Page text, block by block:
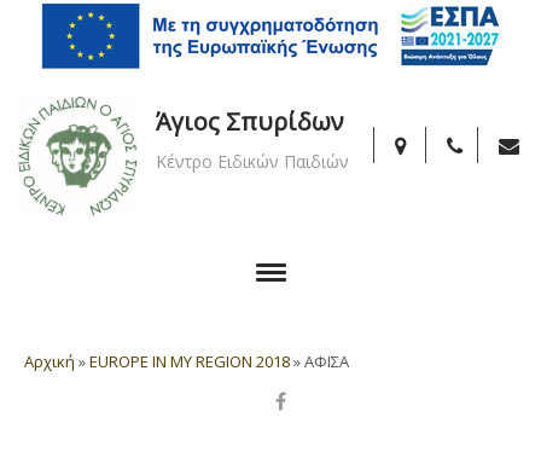
Άγιος Σπυρίδων
Κέντρο Ειδικών Παιδιών
Αρχική »EUROPE IN MY REGION 2018»ΑΦΙΣΑ